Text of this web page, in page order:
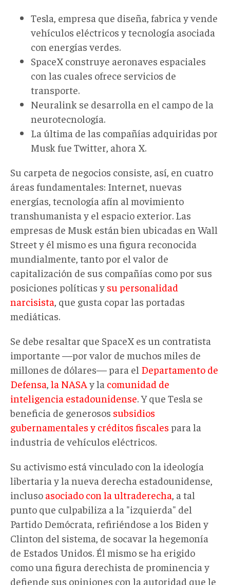
Tesla, empresa que diseña, fabrica y vende
vehículos eléctricos y tecnología asociada
con energías verdes.
SpaceX construye aeronaves espaciales
con las cuales ofrece servicios de
transporte.
Neuralink se desarrolla en el campo de la
neurotecnología.
La última de las compañías adquiridas por
Musk fue Twitter, ahora X.
Su carpeta de negocios consiste, así, en cuatro
áreas fundamentales: Internet, nuevas
energías, tecnología afín al movimiento
transhumanista y el espacio exterior. Las
empresas de Musk están bien ubicadas en Wall
Street y él mismo es una figura reconocida
mundialmente, tanto por el valor de
capitalización de sus compañías como por sus
posiciones políticas y su personalidad
narcisista , que gusta copar las portadas
mediáticas.
Se debe resaltar que SpaceX es un contratista
importante —por valor de muchos miles de
millones de dólares— para el Departamento de
Defensa la NASA y la comunidad de
inteligencia estadounidense. Y que Tesla se
beneficia de generosos subsidios
gubernamentales y créditos fiscales para la
industria de vehículos eléctricos.
Su activismo está vinculado con la ideología
libertaria y la nueva derecha estadounidense,
incluso asociado con la ultraderecha , a tal
punto que culpabiliza a la "izquierda" del
Partido Demócrata, refiriéndose a los Biden y
Clinton del sistema, de socavar la hegemonía
de Estados Unidos. Él mismo se ha erigido
como una figura derechista de prominencia y
defiende sus opiniones con la autoridad que le